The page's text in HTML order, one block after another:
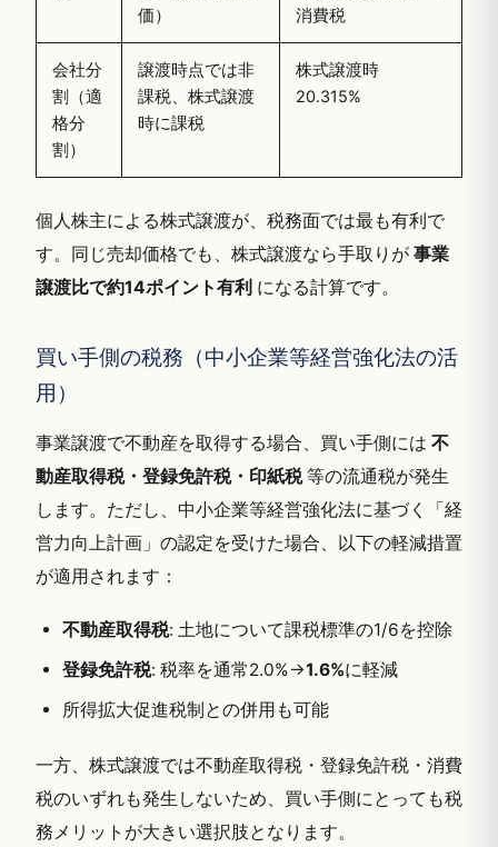
価）
消費税
会社分
割（適
格分
割）
譲渡時点では非
課税、株式譲渡
時に課税
株式譲渡時
20.315%
個人株主による株式譲渡が、税務面では最も有利で
す。同じ売却価格でも、株式譲渡なら手取りが 事業
譲渡比で約14ポイント有利 になる計算です。
買い手側の税務（中小企業等経営強化法の活
用）
事業譲渡で不動産を取得する場合、買い手側には 不
動産取得税・登録免許税・印紙税等の流通税が発生
します。ただし、中小企業等経営強化法に基づく「経
営力向上計画」の認定を受けた場合、以下の軽減措置
が適用されます：
不動産取得税: 土地について課税標準の1/6を控除
登録免許税: 税率を通常2.0%→1.6%に軽減
所得拡大促進税制との併用も可能
一方、株式譲渡では不動産取得税・登録免許税・消費
税のいずれも発生しないため、買い手側にとっても税
務メリットが大きい選択肢となります。